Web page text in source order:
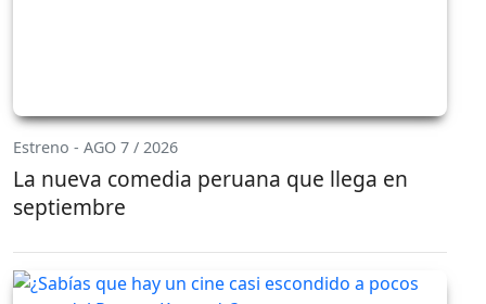
Estreno - AGO 7 / 2026
La nueva comedia peruana que llega en
septiembre